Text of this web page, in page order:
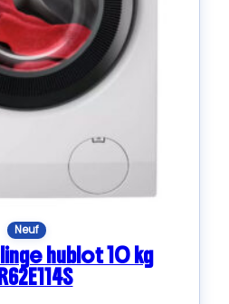
Neuf
hublot 10 kg